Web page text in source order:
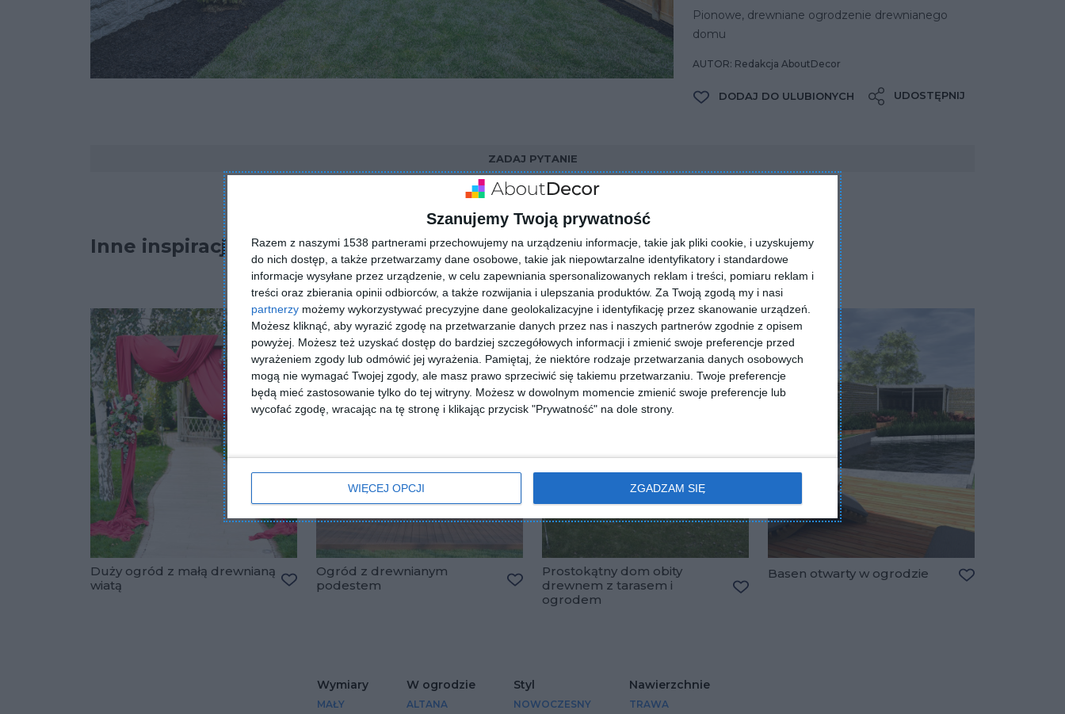
Szanujemy Twoją prywatność
Razem z naszymi 1538 partnerami przechowujemy na urządzeniu informacje, takie jak pliki cookie, i uzyskujemy
do nich dostęp, a także przetwarzamy dane osobowe, takie jak niepowtarzalne identyfikatory i standardowe
informacje wysyłane przez urządzenie, w celu zapewniania spersonalizowanych reklam i treści, pomiaru reklam i
treści oraz zbierania opinii odbiorców, a także rozwijania i ulepszania produktów. Za Twoją zgodą my i nasi
partnerzy możemy wykorzystywać precyzyjne dane geolokalizacyjne i identyfikację przez skanowanie urządzeń.
Możesz kliknąć, aby wyrazić zgodę na przetwarzanie danych przez nas i naszych partnerów zgodnie z opisem
powyżej. Możesz też uzyskać dostęp do bardziej szczegółowych informacji i zmienić swoje preferencje przed
wyrażeniem zgody lub odmówić jej wyrażenia.
Pamiętaj, że niektóre rodzaje przetwarzania danych osobowych
mogą nie wymagać Twojej zgody, ale masz prawo sprzeciwić się takiemu przetwarzaniu. Twoje preferencje
będą mieć zastosowanie tylko do tej witryny. Możesz w dowolnym momencie zmienić swoje preferencje lub
wycofać zgodę, wracając na tę stronę i klikając przycisk "Prywatność" na dole strony.
WIĘCEJ OPCJI ZGADZAM SIĘ
Pionowe, drewniane ogrodzenie drewnianego
domu
AUTOR: Redakcja AboutDecor
DODAJ DO ULUBIONYCH UDOSTĘPNIJ
ZADAJ PYTANIE
Inne inspiracje
Duży ogród z małą drewnianą
wiatą
Ogród z drewnianym
podestem
Dodaj do ulubionych
Prostokątny dom obity
drewnem z tarasem i
ogrodem
Basen otwarty w ogrodzie
Wymiary
MAŁY
W ogrodzie
ALTANA
Styl
NOWOCZESNY
Nawierzchnie
TRAWA